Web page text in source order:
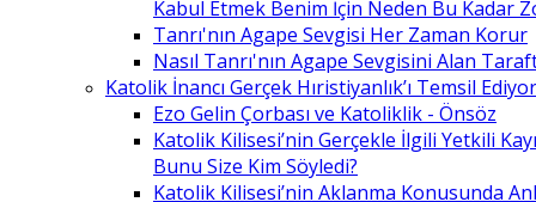
Kabul Etmek Benim İçin Neden Bu Kadar
Tanrı'nın Agape Sevgisi Her Zaman Korur
Nasıl Tanrı'nın Agape Sevgisini Alan
Katolik İnancı Gerçek Hıristiyanlık’ı Temsil
Ezo Gelin Çorbası ve Katoliklik - Önsöz
Katolik Kilisesi’nin Gerçekle İlgili Yetkili
Bunu Size Kim Söyledi?
Katolik Kilisesi’nin Aklanma Konusunda